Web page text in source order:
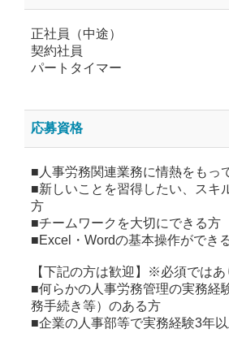
正社員（中途）
契約社員
パートタイマー
応募資格
■人事労務関連業務に情熱をもっ
■新しいことを習得したい、スキ
方
■チームワークを大切にできる方
■Excel・Wordの基本操作ができ
【下記の方は歓迎】※必須ではあ
■何らかの人事労務管理の実務経
務手続き等）のある方
■企業の人事部等で実務経験3年